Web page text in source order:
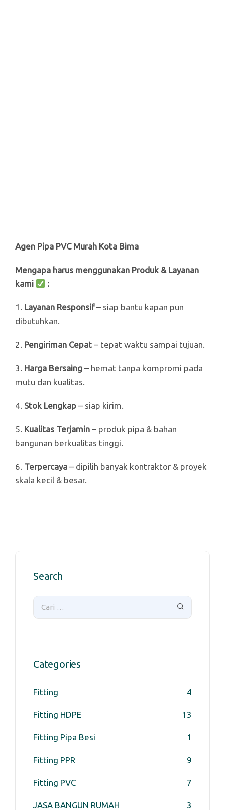
Agen Pipa PVC Murah Kota Bima
Mengapa harus menggunakan Produk & Layanan
kami
:
1. Layanan Responsif– siap bantu kapan pun
dibutuhkan.
2. Pengiriman Cepat – tepat waktu sampai tujuan.
3. Harga Bersaing – hemat tanpa kompromi pada
mutu dan kualitas.
4. Stok Lengkap – siap kirim.
5. Kualitas Terjamin – produk pipa & bahan
bangunan berkualitas tinggi.
6. Terpercaya – dipilih banyak kontraktor & proyek
skala kecil & besar.
Search
Categories
Fitting 4
Fitting HDPE 13
Fitting Pipa Besi 1
Fitting PPR 9
Fitting PVC 7
JASA BANGUN RUMAH 3